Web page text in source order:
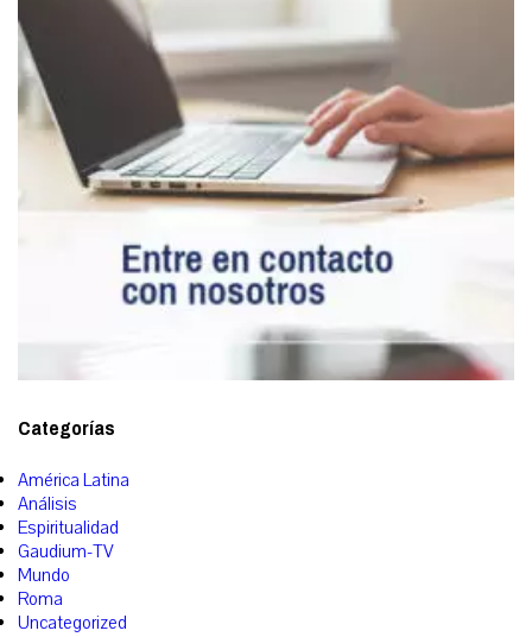
Categorías
América Latina
Análisis
Espiritualidad
Gaudium-TV
Mundo
Roma
Uncategorized